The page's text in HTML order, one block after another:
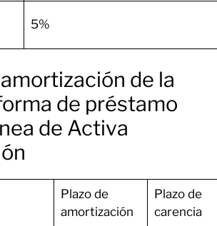
5%
de la
de préstamo
de Activa
Plazo de
amortización
Plazo de
carencia